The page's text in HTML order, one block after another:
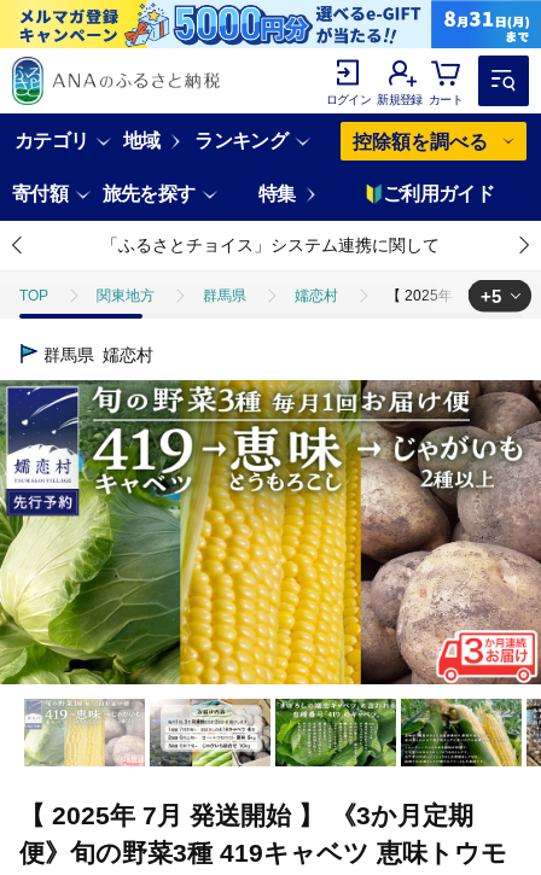
ログイン 新規登録 カート
カテゴリ 地域 ランキング 控除額を調べる
寄付額 旅先を探す 特集 ご利用ガイド
「ふるさとチョイス」システム連携に関して
TOP 関東地方 群馬県 嬬恋村 【 2025年 7月 発送開
TOP
TOP 野菜 じゃがいも 【 2025年 7月 発送開始 】 《3か月
TOP 野菜 とうもろこし 【 2025年 7月 発送開始 】 《3か
TOP 野菜 ほかの野菜 【 2025年 7月 発送開始 】 《3か月
TOP 定期便 【 2025年 7月 発送開始 】 《3か月定期便》旬の野
+5
群馬県 嬬恋村
【 2025年 7月 発送開始 】 《3か月定期
便》旬の野菜3種 419キャベツ 恵味トウモ